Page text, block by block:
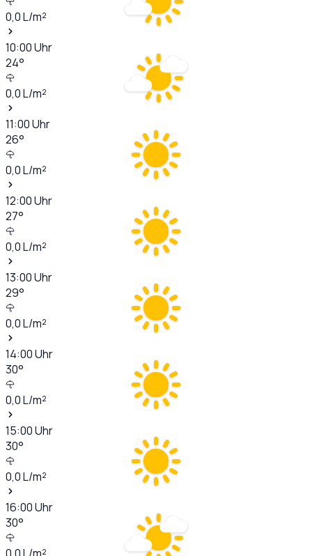
0,0L/m²
10:00Uhr
24°
0,0L/m²
11:00Uhr
26°
0,0L/m²
12:00Uhr
27°
0,0L/m²
13:00Uhr
29°
0,0L/m²
14:00Uhr
30°
0,0L/m²
15:00Uhr
30°
0,0L/m²
16:00Uhr
30°